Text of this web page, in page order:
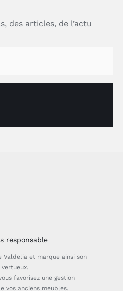
des articles, de l’actu
responsable
Valdelia et marque ainsi son
favorisez une gestion
vos anciens meubles.